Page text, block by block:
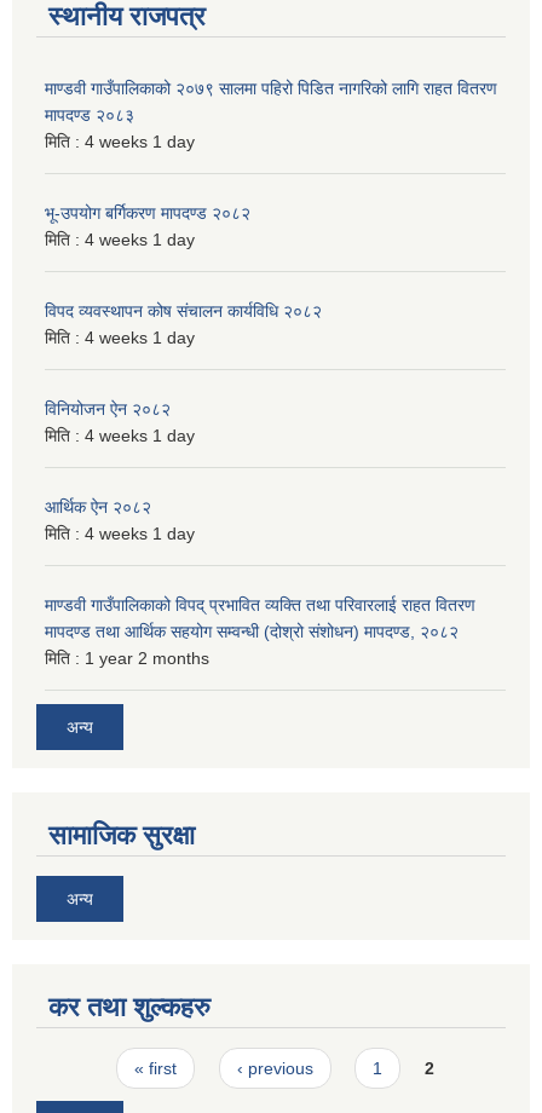
स्थानीय राजपत्र
माण्डवी गाउँपालिकाको २०७९ सालमा पहिरो पिडित नागरिको लागि राहत वितरण
मापदण्ड २०८३
मिति : 4 weeks 1 day
भू-उपयोग बर्गिकरण मापदण्ड २०८२
मिति : 4 weeks 1 day
विपद व्यवस्थापन कोष संचालन कार्यविधि २०८२
मिति : 4 weeks 1 day
विनियोजन ऐन २०८२
मिति : 4 weeks 1 day
आर्थिक ऐन २०८२
मिति : 4 weeks 1 day
माण्डवी गाउँपालिकाको विपद् प्रभावित व्यक्ति तथा परिवारलाई राहत वितरण
मापदण्ड तथा आर्थिक सहयोग सम्वन्धी (दोश्रो संशोधन) मापदण्ड, २०८२
मिति : 1 year 2 months
अन्य
सामाजिक सुरक्षा
अन्य
कर तथा शुल्कहरु
Pages« first ‹ previous 1 2